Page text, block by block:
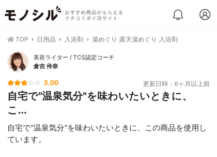
おすすめ商品がもらえる
クチコミポイ活サイト
TOP 日用品 入浴剤 湯めぐり 露天湯めぐり 入浴剤
美容ライター / TCS認定コーチ
倉吉 伶奈
3.00 更新日時：6ヶ月以上前
自宅で"温泉気分"を味わいたいときに、
こ...
自宅で"温泉気分"を味わいたいときに、この商品を使用し
ています。